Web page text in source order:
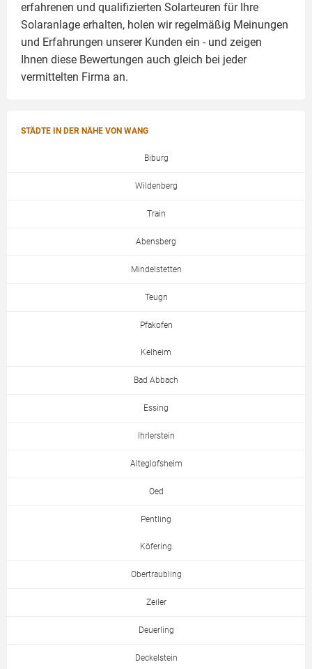
erfahrenen und qualifizierten Solarteuren für Ihre
Solaranlage erhalten, holen wir regelmäßig Meinungen
und Erfahrungen unserer Kunden ein - und zeigen
Ihnen diese Bewertungen auch gleich bei jeder
vermittelten Firma an.
STÄDTE IN DER NÄHE VON WANG
Biburg
Wildenberg
Train
Abensberg
Mindelstetten
Teugn
Pfakofen
Kelheim
Bad Abbach
Essing
Ihrlerstein
Alteglofsheim
Oed
Pentling
Köfering
Obertraubling
Zeiler
Deuerling
Deckelstein